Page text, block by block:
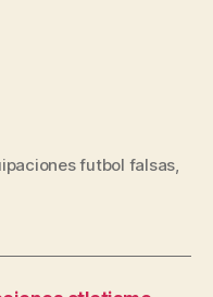
futbol falsas,